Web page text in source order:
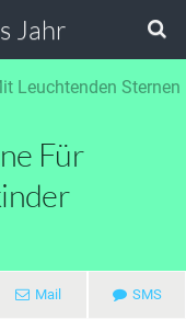
Jahr
Für
Mail SMS